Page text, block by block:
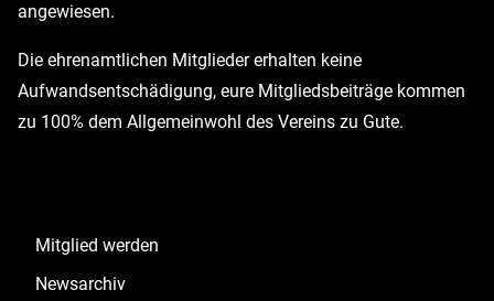
angewiesen.
Die ehrenamtlichen Mitglieder erhalten keine
Aufwandsentschädigung, eure Mitgliedsbeiträge kommen
zu 100% dem Allgemeinwohl des Vereins zu Gute.
Mitglied werden
Newsarchiv